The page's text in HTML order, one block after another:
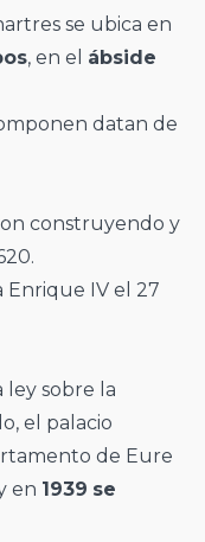
se ubica en
, en el ábside
datan de
construyendo y
Enrique IV el 27
ley sobre la
el palacio
de Eure
en 1939 se